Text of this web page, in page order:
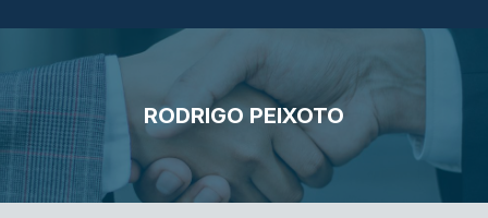
RODRIGO PEIXOTO